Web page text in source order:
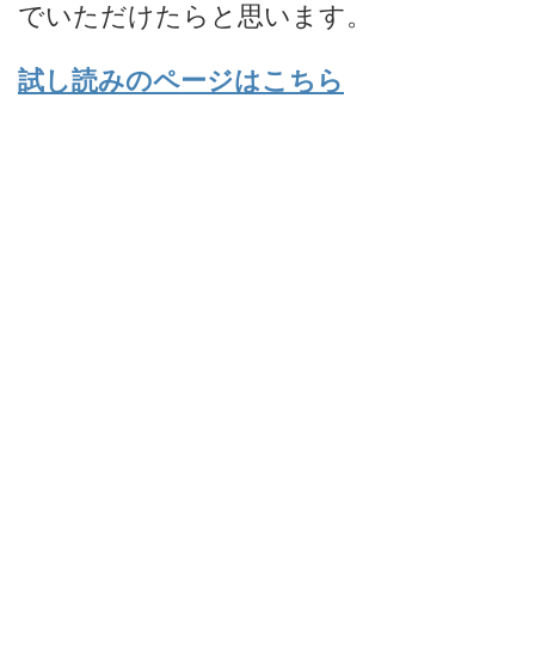
でいただけたらと思います。
試し読みのページはこちら